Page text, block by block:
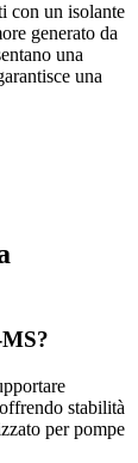
con un isolante
generato da
una
una
stabilità
per pompe